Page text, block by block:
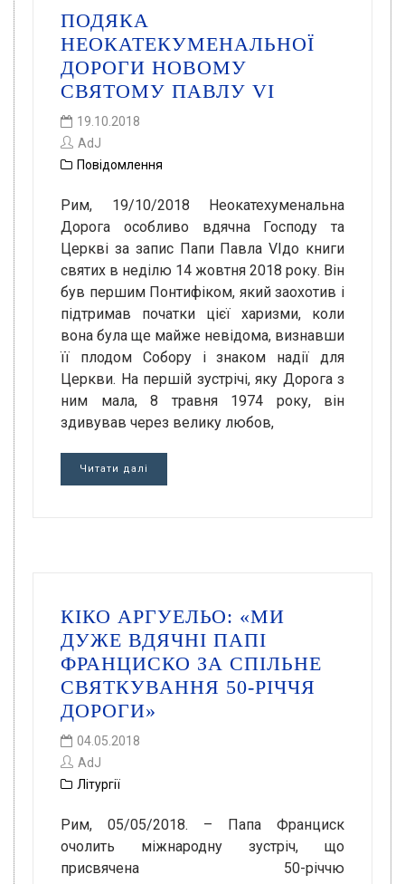
ПОДЯКА
НЕОКАТЕКУМЕНАЛЬНОЇ
ДОРОГИ НОВОМУ
СВЯТОМУ ПАВЛУ VI
19.10.2018
AdJ
Повідомлення
Рим, 19/10/2018 Неокатехуменальна
Дорога особливо вдячна Господу та
Церкві за запис Папи Павла VIдо книги
святих в неділю 14 жовтня 2018 року. Він
був першим Понтифіком, який заохотив і
підтримав початки цієї харизми, коли
вона була ще майже невідома, визнавши
її плодом Собору і знаком надії для
Церкви. На першій зустрічі, яку Дорога з
ним мала, 8 травня 1974 року, він
здивував через велику любов,
Читати далі
КІКО АРГУЕЛЬО: «МИ
ДУЖЕ ВДЯЧНІ ПАПІ
ФРАНЦИСКО ЗА СПІЛЬНЕ
СВЯТКУВАННЯ 50-РІЧЧЯ
ДОРОГИ»
04.05.2018
AdJ
Літургії
Рим, 05/05/2018. – Папа Франциск
очолить міжнародну зустріч, що
присвячена 50-річчю